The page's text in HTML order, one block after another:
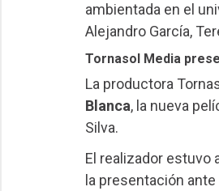
ambientada en el
Alejandro García,
Tornasol Media
La productora
Blanca, la nueva
Silva.
El realizador estuvo
la presentación